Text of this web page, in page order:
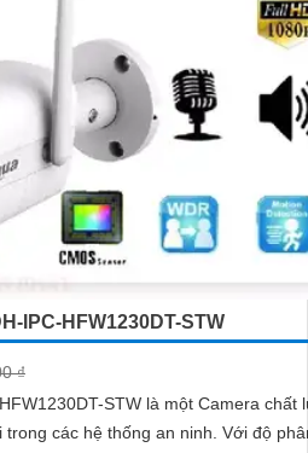
IPC-HFW1230DT-STW
₫
STW là một Camera chất
các hệ thống an ninh. Với độ